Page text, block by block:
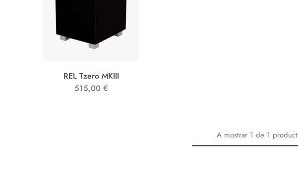
REL Tzero MKIII
515,00 €
A mostrar1 de 1 product